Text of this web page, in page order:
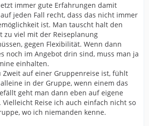
immer gute Erfahrungen damit
jeden Fall recht, dass das nicht immer
ist. Man tauscht halt den
zu viel mit der Reiseplanung
gegen Flexibilität. Wenn dann
noch im Angebot drin sind, muss man ja
einhalten.
Zweit auf einer Gruppenreise ist, fühlt
in der Gruppe, wenn einem das
geht man dann eben auf eigene
Vielleicht Reise ich auch einfach nicht so
wo ich niemanden kenne.